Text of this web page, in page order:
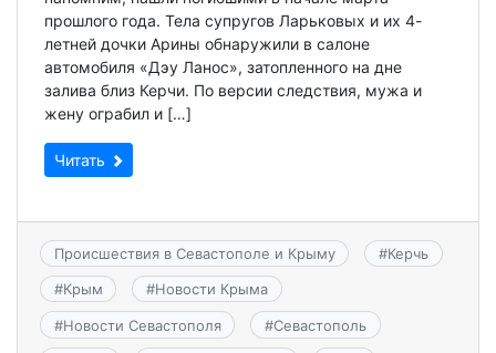
прошлого года. Тела супругов Ларьковых и их 4-
летней дочки Арины обнаружили в салоне
автомобиля «Дэу Ланос», затопленного на дне
залива близ Керчи. По версии следствия, мужа и
жену ограбил и […]
Читать
Происшествия в Севастополе и Крыму #Керчь
#Крым #Новости Крыма
#Новости Севастополя #Севастополь